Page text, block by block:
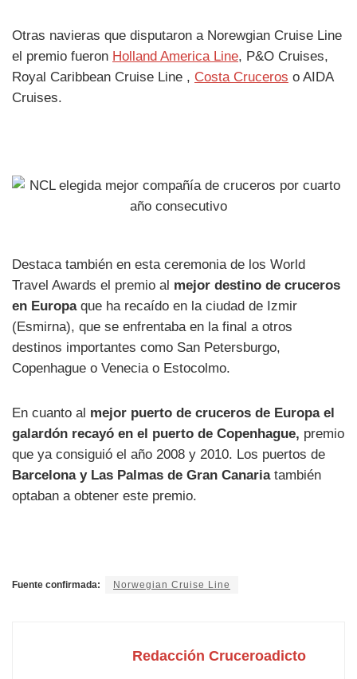
Otras navieras que disputaron a Norewgian Cruise Line
el premio fueron Holland America Line, P&O Cruises,
Royal Caribbean Cruise Line , Costa Cruceros o AIDA
Cruises.
Destaca también en esta ceremonia de los World
Travel Awards el premio al mejor destino de cruceros
en Europaque ha recaído en la ciudad de Izmir
(Esmirna), que se enfrentaba en la final a otros
destinos importantes como San Petersburgo,
Copenhague o Venecia o Estocolmo.
En cuanto al mejor puerto de cruceros de Europa el
galardón recayó en el puerto de Copenhague, premio
que ya consiguió el año 2008 y 2010. Los puertos de
Barcelona y Las Palmas de Gran Canariatambién
optaban a obtener este premio.
Fuente confirmada: Norwegian Cruise Line
Redacción Cruceroadicto